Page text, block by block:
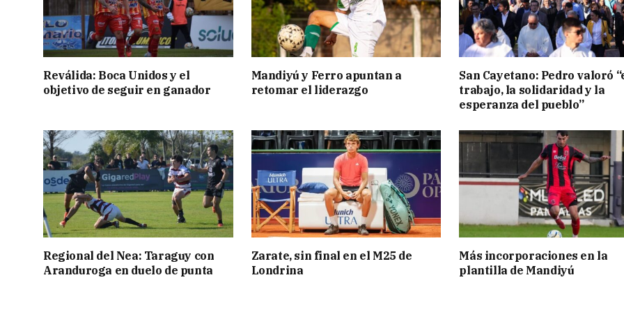
Reválida: Boca Unidos y el
objetivo de seguir en ganador
Mandiyú y Ferro apuntan a
retomar el liderazgo
San Cayetano: Pedro valoró
trabajo, la solidaridad y la
esperanza del pueblo”
Regional del Nea: Taraguy con
Aranduroga en duelo de punta
Zarate, sin final en el M25 de
Londrina
Más incorporaciones en la
plantilla de Mandiyú